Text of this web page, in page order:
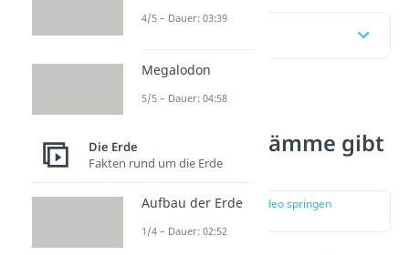
Welche
Ureinwohnerstämme gibt
es?
zur Stelle im Video springen
4/5 – Dauer: 03:39
Megalodon
5/5 – Dauer: 04:58
Die Erde
Fakten rund um die Erde
Aufbau der Erde
1/4 – Dauer: 02:52